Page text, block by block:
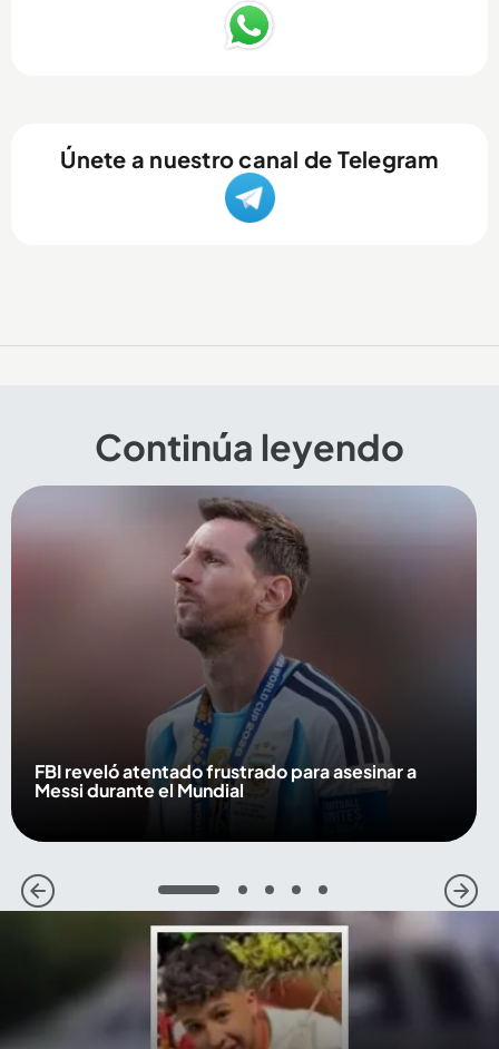
Únete a nuestro canal de Telegram
Continúa leyendo
FBI reveló atentado frustrado para asesinar a
Messi durante el Mundial
1 2 3 4 5